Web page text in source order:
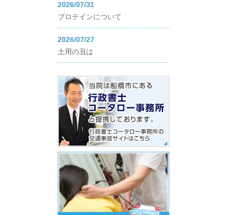
2026/07/31
プロテインについて
2026/07/27
土用の丑は